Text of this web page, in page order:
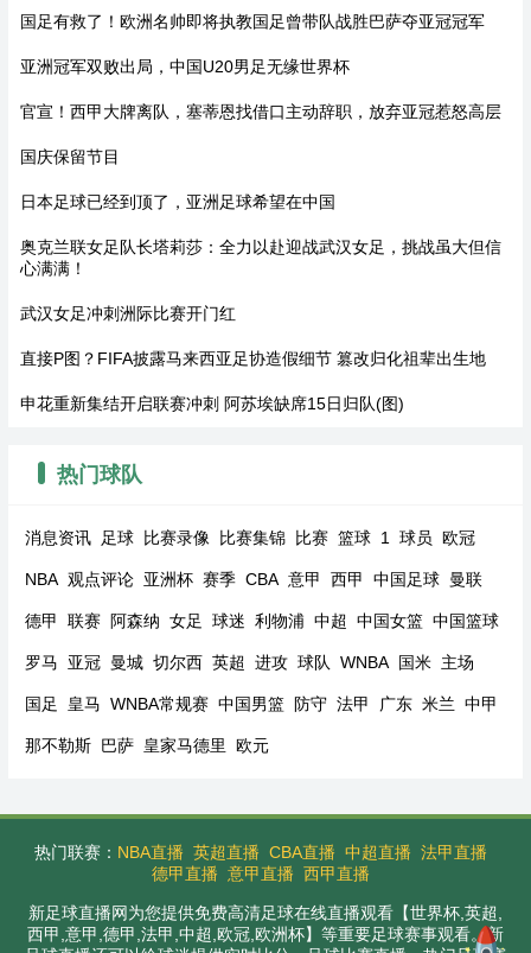
国足有救了！欧洲名帅即将执教国足曾带队战胜巴萨夺亚冠冠军
亚洲冠军双败出局，中国U20男足无缘世界杯
官宣！西甲大牌离队，塞蒂恩找借口主动辞职，放弃亚冠惹怒高层
国庆保留节目
日本足球已经到顶了，亚洲足球希望在中国
奥克兰联女足队长塔莉莎：全力以赴迎战武汉女足，挑战虽大但信
心满满！
武汉女足冲刺洲际比赛开门红
直接P图？FIFA披露马来西亚足协造假细节 篡改归化祖辈出生地
申花重新集结开启联赛冲刺 阿苏埃缺席15日归队(图)
热门球队
消息资讯 足球 比赛录像 比赛集锦 比赛 篮球 1 球员 欧冠
NBA 观点评论 亚洲杯 赛季 CBA 意甲 西甲 中国足球 曼联
德甲 联赛 阿森纳 女足 球迷 利物浦 中超 中国女篮 中国篮球
罗马 亚冠 曼城 切尔西 英超 进攻 球队 WNBA 国米 主场
国足 皇马 WNBA常规赛 中国男篮 防守 法甲 广东 米兰 中甲
那不勒斯 巴萨 皇家马德里 欧元
热门联赛： NBA直播 英超直播 CBA直播 中超直播 法甲直播
德甲直播 意甲直播 西甲直播
新足球直播网为您提供免费高清足球在线直播观看【世界杯,英超,
西甲,意甲,德甲,法甲,中超,欧冠,欧洲杯】等重要足球赛事观看。新